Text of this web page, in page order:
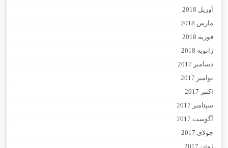
آوریل 2018
مارس 2018
فوریه 2018
ژانویه 2018
دسامبر 2017
نوامبر 2017
اکتبر 2017
سپتامبر 2017
آگوست 2017
جولای 2017
ژوئن 2017